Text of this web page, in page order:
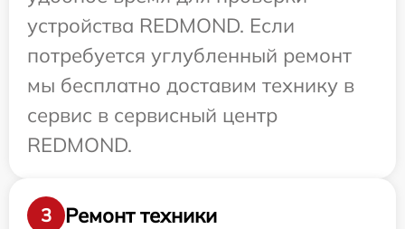
устройства REDMOND. Если
потребуется углубленный ремонт
мы бесплатно доставим технику в
сервис в сервисный центр
REDMOND.
3
Ремонт техники